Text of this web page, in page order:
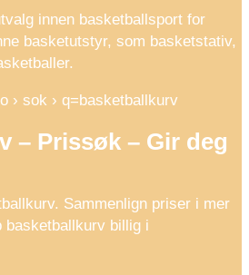
innen basketballsport for
basketutstyr, som basketstativ,
› sok › q=basketballkurv
– Prissøk – Gir deg
Sammenlign priser i mer
basketballkurv billig i